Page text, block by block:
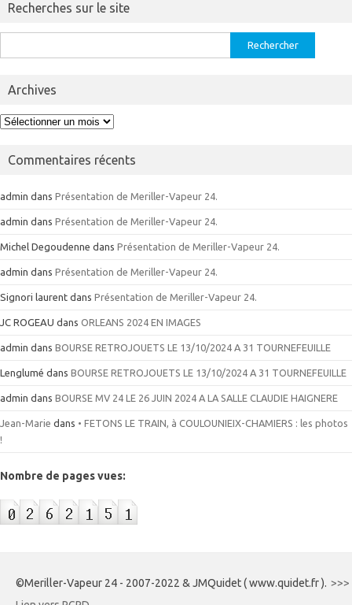
Recherches sur le site
Archives
Archives
Commentaires récents
admin dans Présentation de Meriller-Vapeur 24.
admin dans Présentation de Meriller-Vapeur 24.
Michel Degoudenne dans Présentation de Meriller-Vapeur 24.
admin dans Présentation de Meriller-Vapeur 24.
Signori laurent dans Présentation de Meriller-Vapeur 24.
JC ROGEAU dans ORLEANS 2024 EN IMAGES
admin dans BOURSE RETROJOUETS LE 13/10/2024 A 31 TOURNEFEUILLE
Lenglumé dans BOURSE RETROJOUETS LE 13/10/2024 A 31 TOURNEFEUILLE
admin dans BOURSE MV 24 LE 26 JUIN 2024 A LA SALLE CLAUDIE HAIGNERE
Jean-Marie dans • FETONS LE TRAIN, à COULOUNIEIX-CHAMIERS : les photos
!
Nombre de pages vues:
©Meriller-Vapeur 24 - 2007-2022 & JMQuidet ( www.quidet.fr ). >>>